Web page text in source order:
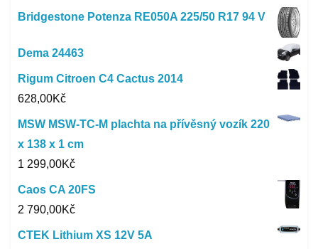
Bridgestone Potenza RE050A 225/50 R17 94 V
Dema 24463
Rigum Citroen C4 Cactus 2014
628,00Kč
MSW MSW-TC-M plachta na přívěsný vozík 220
x 138 x 1 cm
1 299,00Kč
Caos CA 20FS
2 790,00Kč
CTEK Lithium XS 12V 5A